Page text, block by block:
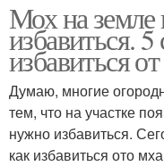
Мох на земле
избавиться.
избавиться
Думаю, многие
тем, что на участке
нужно избавиться.
как избавиться ото